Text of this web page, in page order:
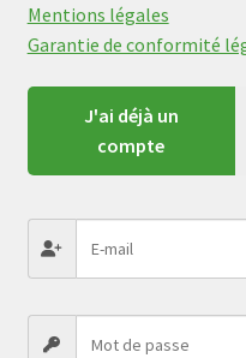
Mentions légales
Garantie de conformité
J'ai déjà un
compte